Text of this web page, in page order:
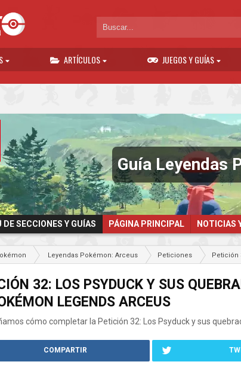
ARTÍCULOS JUEGOS Y GUÍAS
Guía Leyendas
SECCIONES Y GUÍAS PÁGINA PRINCIPAL NOTICIAS
Leyendas Pokémon: Arceus Peticiones Petición
32: LOS PSYDUCK Y SUS
LEGENDS ARCEUS
cómo completar la Petición 32: Los Psyduck y sus
COMPARTIR